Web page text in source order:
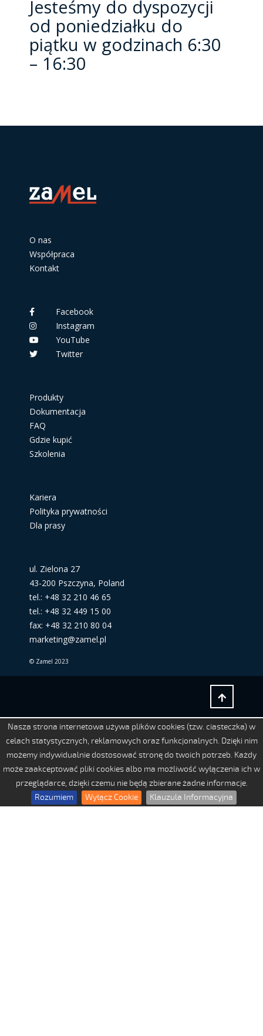
Jesteśmy do dyspozycji
od poniedziałku do
piątku w godzinach 6:30
– 16:30
O nas
Współpraca
Kontakt
Facebook
Instagram
YouTube
Twitter
Produkty
Dokumentacja
FAQ
Gdzie kupić
Szkolenia
Kariera
Polityka prywatności
Dla prasy
ul. Zielona 27
43-200 Pszczyna, Poland
tel.: +48 32 210 46 65
tel.: +48 32 449 15 00
fax: +48 32 210 80 04
marketing@zamel.pl
© Zamel 2023
Nasza strona internetowa używa plików cookies (tzw. ciasteczka) w
celach statystycznych, reklamowych oraz funkcjonalnych. Dzięki nim
możemy indywidualnie dostosować stronę do twoich potrzeb. Każdy
może zaakceptować pliki cookies albo ma możliwość wyłączenia ich w
przeglądarce, dzięki czemu nie będą zbierane żadne informacje.
Rozumiem
Wyłącz Cookie Klauzula Informacyjna